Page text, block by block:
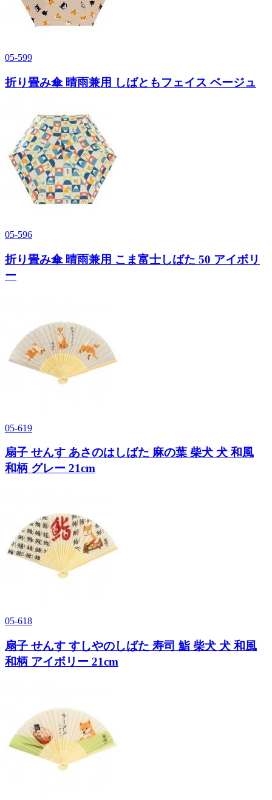
05-599
折り畳み傘 晴雨兼用 しばともフェイス ベージュ
05-596
折り畳み傘 晴雨兼用 こま富士しばた 50 アイボリ
ー
05-619
扇子 せんす あさのはしばた 麻の葉 柴犬 犬 和風
和柄 グレー 21cm
05-618
扇子 せんす すしやのしばた 寿司 鮨 柴犬 犬 和風
和柄 アイボリー 21cm